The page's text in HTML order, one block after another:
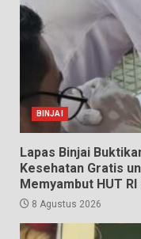
BINJAI
Lapas Binjai
Kesehatan Gratis
Memyambut HUT RI
8 Agustus 2026